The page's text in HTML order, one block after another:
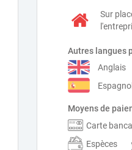
Sur
Autres langues
Anglais
Moyens de
Carte
Espèces